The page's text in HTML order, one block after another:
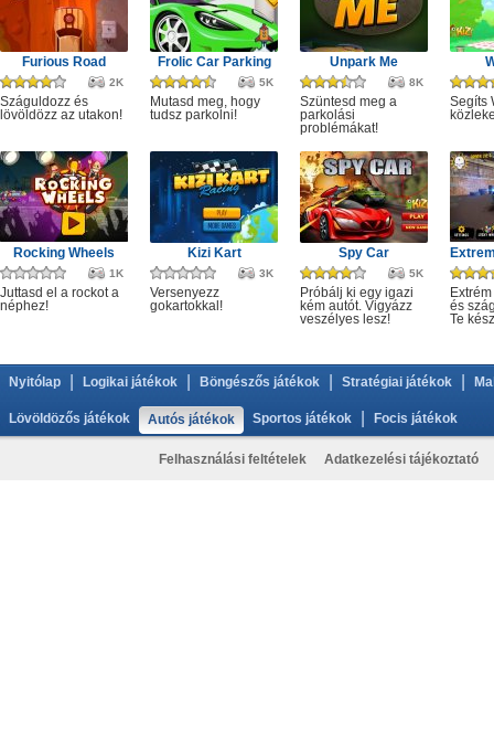
Furious Road
2K
Száguldozz és
lövöldözz az utakon!
Frolic Car Parking
5K
Mutasd meg, hogy
tudsz parkolni!
Unpark Me
8K
Szüntesd meg a
parkolási
problémákat!
Segíts
Rocking Wheels
1K
Juttasd el a rockot a
néphez!
Kizi Kart
3K
Versenyezz
gokartokkal!
Spy Car
5K
Próbálj ki egy igazi
kém autót. Vigyázz
veszélyes lesz!
és
Te
Nyitólap Logikai játékok Böngészős játékok Stratégiai játékok
Lövöldözős játékok Autós játékok Sportos játékok Focis játékok
Felhasználási feltételek Adatkezelési tájékoztató